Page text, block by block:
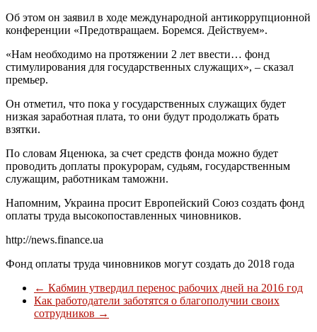
Об этом он заявил в ходе международной антикоррупционной
конференции «Предотвращаем. Боремся. Действуем».
«Нам необходимо на протяжении 2 лет ввести… фонд
стимулирования для государственных служащих», – сказал
премьер.
Он отметил, что пока у государственных служащих будет
низкая заработная плата, то они будут продолжать брать
взятки.
По словам Яценюка, за счет средств фонда можно будет
проводить доплаты прокурорам, судьям, государственным
служащим, работникам таможни.
Напомним, Украина просит Европейский Союз создать фонд
оплаты труда высокопоставленных чиновников.
http://news.finance.ua
Фонд оплаты труда чиновников могут создать до 2018 года
← Кабмин утвердил перенос рабочих дней на 2016 год
Как работодатели заботятся о благополучии своих
сотрудников →